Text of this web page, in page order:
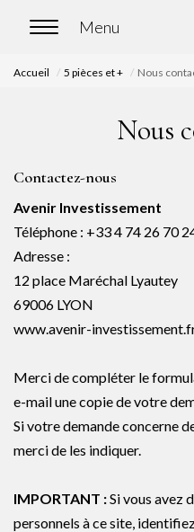
Chasse
Nos
Notre
Accueil 5 pièces et + Nous
Nous
Contactez-nous
Avenir Investissement
Téléphone : +33 4 74 26 70
Adresse :
12 place Maréchal Lyautey
69006 LYON
www.avenir-
Merci de compléter le
e-mail une copie de votre
Si votre demande concerne
merci de les indiquer.
IMPORTANT :Si vous avez
personnels à ce site,